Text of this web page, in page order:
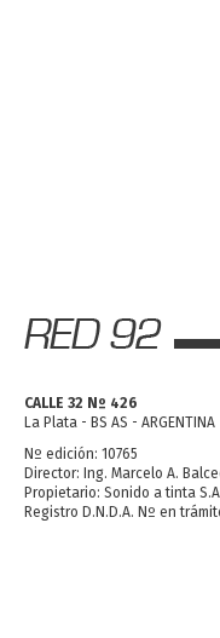
CALLE 32 Nº 426
La Plata - BS AS - ARGENTINA
Nº edición: 10765
Director: Ing. Marcelo A.
Propietario: Sonido a tinta
Registro D.N.D.A. Nº en